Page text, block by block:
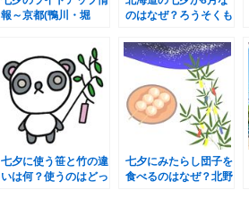
報～京都(鴨川・堀
のはなぜ？ろうそくも
何？
七夕に使う笹と竹の違
いは何？使うのはどっ
七夕にみたらし団子を
食べるのはなぜ？北野